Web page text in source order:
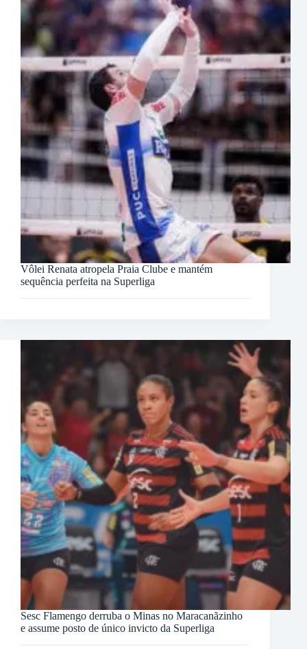
Vôlei Renata atropela Praia Clube e mantém
sequência perfeita na Superliga
Sesc Flamengo derruba o Minas no Maracanãzinho
e assume posto de único invicto da Superliga